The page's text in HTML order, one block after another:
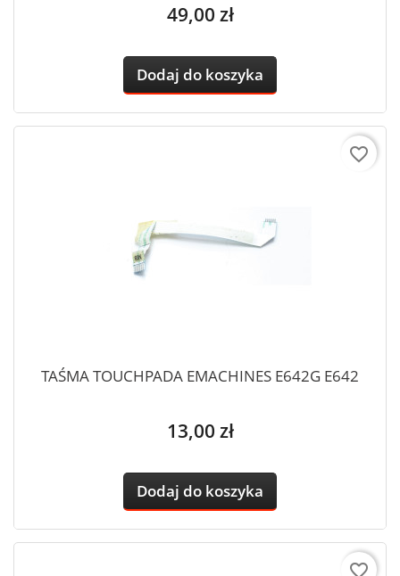
Cena
49,00 zł
Dodaj do koszyka
TAŚMA TOUCHPADA EMACHINES E642G E642
Cena
13,00 zł
Dodaj do koszyka
favorite_border
favorite_border